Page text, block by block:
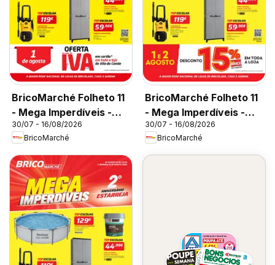
BricoMarché Folheto 11
- Mega Imperdíveis -
Vila do Conde
30/07 - 16/08/2026
BricoMarché
BricoMarché Folheto 11
- Mega Imperdíveis -
Faro
30/07 - 16/08/2026
BricoMarché